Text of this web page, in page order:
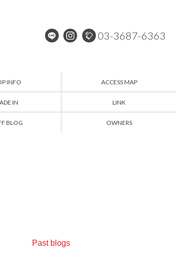
03-3687-6363
INFO ACCESS MAP
IN LINK
BLOG OWNERS
Past blogs